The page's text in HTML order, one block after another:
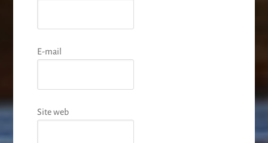
E-mail
Site web